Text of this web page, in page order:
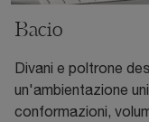
Bacio
Divani e poltrone
un'ambientazione
conformazioni,